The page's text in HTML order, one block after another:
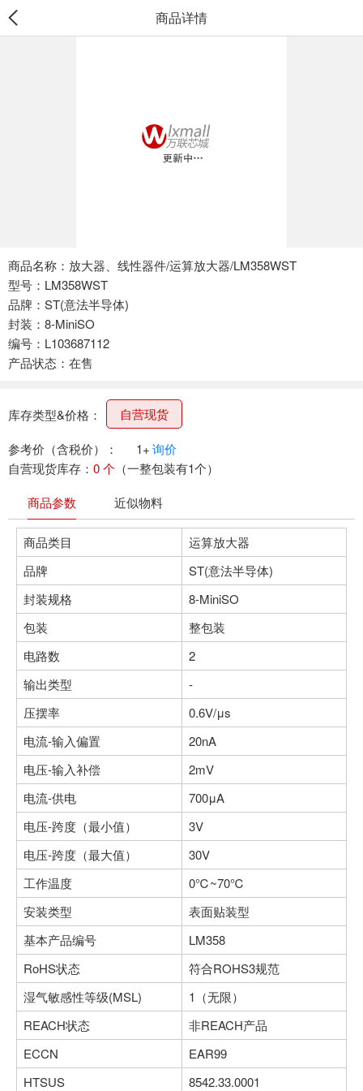
商品详情
商品名称：放大器、线性器件/运算放大器/LM358WST
型号：LM358WST
品牌：ST(意法半导体)
封装：8-MiniSO
编号：L103687112
产品状态：在售
库存类型&价格： 自营现货
参考价（含税价）： 1+询价
自营现货库存： 0 个 （一整包装有1个）
商品参数
近似物料
商品类目
运算放大器
品牌
ST(意法半导体)
封装规格
8-MiniSO
包装
整包装
电路数
2
输出类型
-
压摆率
0.6V/μs
电流-输入偏置
20nA
电压-输入补偿
2mV
电流-供电
700μA
电压-跨度（最小值）
3V
电压-跨度（最大值）
30V
工作温度
0℃~70℃
安装类型
表面贴装型
基本产品编号
LM358
RoHS状态
符合ROHS3规范
湿气敏感性等级(MSL)
1（无限）
REACH状态
非REACH产品
ECCN
EAR99
HTSUS
8542.33.0001